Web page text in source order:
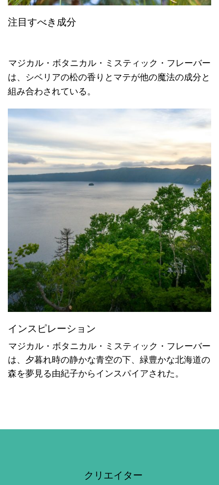
注目すべき成分
マジカル・ボタニカル・ミスティック・フレーバー
は、シベリアの松の香りとマテが他の魔法の成分と
組み合わされている。
インスピレーション
マジカル・ボタニカル・ミスティック・フレーバー
は、夕暮れ時の静かな青空の下、緑豊かな北海道の
森を夢見る由紀子からインスパイアされた。
クリエイター